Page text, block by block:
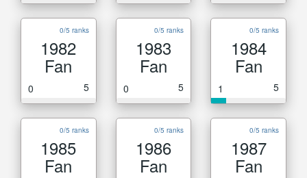
0/5 ranks
1982
Fan
0 5
0/5 ranks
1983
Fan
0 5
0/5 ranks
1984
Fan
1 5
0/5 ranks
1985
Fan
0/5 ranks
1986
Fan
0/5 ranks
1987
Fan